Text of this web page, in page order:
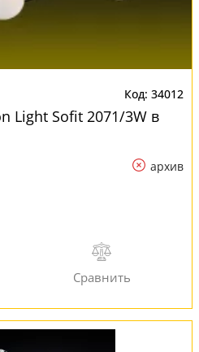
34012
Light Sofit 2071/3W в
архив